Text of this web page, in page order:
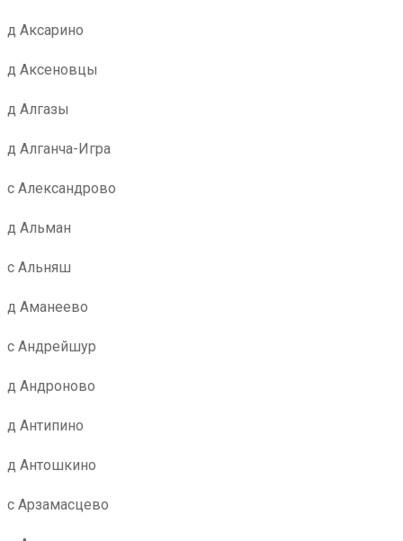
д Аксарино
д Аксеновцы
д Алгазы
д Алганча-Игра
с Александрово
д Альман
с Альняш
д Аманеево
с Андрейшур
д Андроново
д Антипино
д Антошкино
с Арзамасцево